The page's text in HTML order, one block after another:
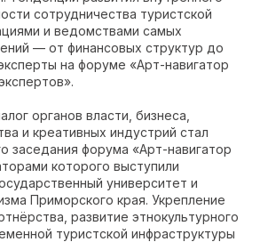
сотрудничества туристской
и ведомствами самых
— от финансовых структур до
на форуме «Арт-навигатор
органов власти, бизнеса,
и креативных индустрий стал
заседания форума «Арт-навигатор
которого выступили
университет и
Приморского края. Укрепление
развитие этнокультурного
туристской инфраструктуры